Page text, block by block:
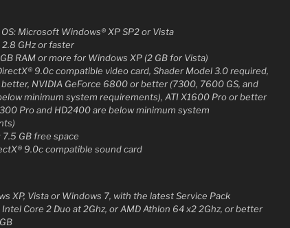
Microsoft Windows® XP SP2 or Vista
GHz or faster
RAM or more for Windows XP (2 GB for Vista)
9.0c compatible video card, Shader Model 3.0 required,
NVIDIA GeForce 6800 or better (7300, 7600 GS, and
minimum system requirements), ATI X1600 Pro or better
Pro and HD2400 are below minimum system
7.5 GB free space
9.0c compatible sound card
XP, Vista or Windows 7, with the latest Service Pack
Core 2 Duo at 2Ghz, or AMD Athlon 64 x2 2Ghz, or better